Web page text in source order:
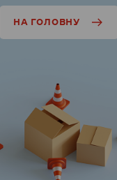
НА ГОЛОВНУ